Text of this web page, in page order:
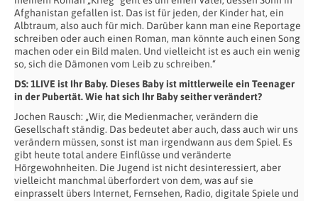
Afghanistan gefallen ist. Das ist für jeden, der Kinder hat, ein
Albtraum, also auch für mich. Darüber kann man eine Reportage
schreiben oder auch einen Roman, man könnte auch einen Song
machen oder ein Bild malen. Und vielleicht ist es auch ein wenig
so, sich die Dämonen vom Leib zu schreiben.“
DS: 1LIVE ist Ihr Baby. Dieses Baby ist mittlerweile ein Teenager
in der Pubertät. Wie hat sich Ihr Baby seither verändert?
Jochen Rausch: „Wir, die Medienmacher, verändern die
Gesellschaft ständig. Das bedeutet aber auch, dass auch wir uns
verändern müssen, sonst ist man irgendwann aus dem Spiel. Es
gibt heute total andere Einflüsse und veränderte
Hörgewohnheiten. Die Jugend ist nicht desinteressiert, aber
vielleicht manchmal überfordert von dem, was auf sie
einprasselt übers Internet, Fernsehen, Radio, digitale Spiele und